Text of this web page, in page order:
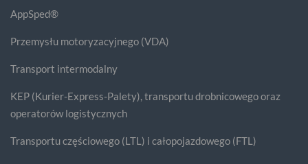
AppSped®
Przemysłu motoryzacyjnego (VDA)
Transport intermodalny
KEP (Kurier-Express-Palety), transportu drobnicowego oraz
operatorów logistycznych
Transportu częściowego (LTL) i całopojazdowego (FTL)